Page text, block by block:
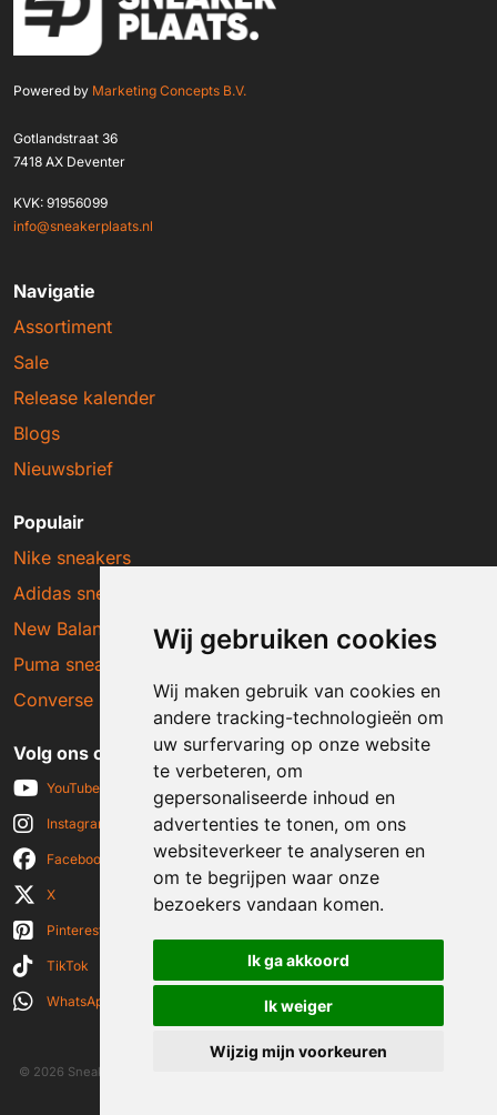
Wij gebruiken cookies
Wij maken gebruik van cookies en
andere tracking-technologieën om
uw surfervaring op onze website
te verbeteren, om
gepersonaliseerde inhoud en
advertenties te tonen, om ons
websiteverkeer te analyseren en
om te begrijpen waar onze
bezoekers vandaan komen.
Ik ga akkoord
Ik weiger
Wijzig mijn voorkeuren
Powered by Marketing Concepts B.V.
Gotlandstraat 36
7418 AX Deventer
KVK: 91956099
info@sneakerplaats.nl
Navigatie
Assortiment
Sale
Release kalender
Blogs
Nieuwsbrief
Populair
Nike sneakers
Adidas sneakers
New Balance sneakers
Puma sneakers
Converse sneakers
Volg ons op social media
YouTube
Instagram
Facebook
X
Pinterest
TikTok
WhatsApp
© 2026 Sneakerplaats.nl